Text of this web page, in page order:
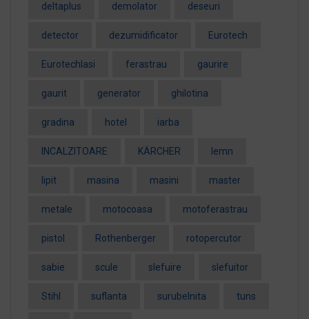
deltaplus demolator deseuri
detector dezumidificator Eurotech
EurotechIasi ferastrau gaurire
gaurit generator ghilotina
gradina hotel iarba
INCALZITOARE KÄRCHER lemn
lipit masina masini master
metale motocoasa motoferastrau
pistol Rothenberger rotopercutor
sabie scule slefuire slefuitor
Stihl suflanta surubelnita tuns